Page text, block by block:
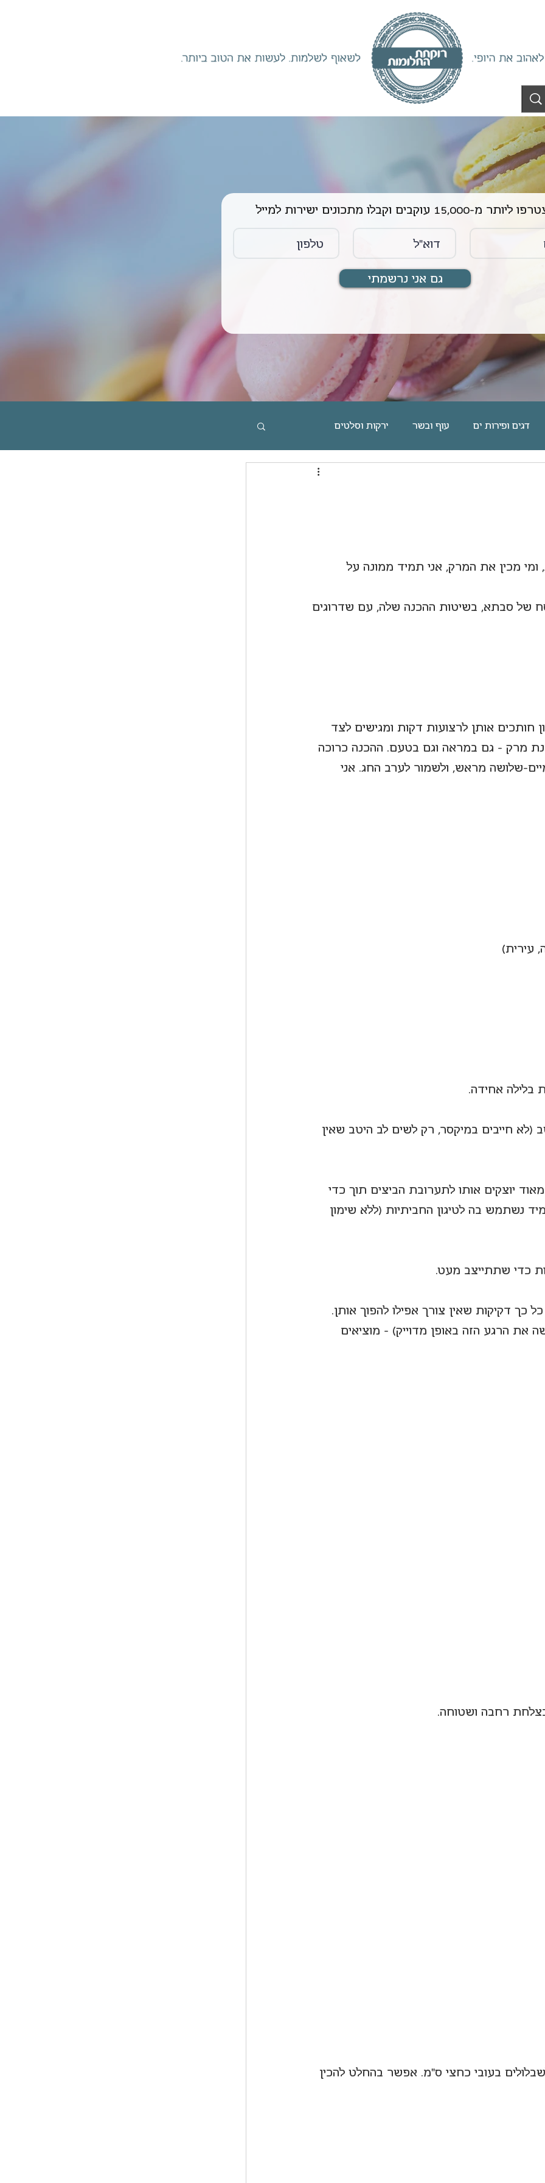
מ-15,000 עוקבים וקבלו מתכונים ישירות למייל
גם אני נרשמתי
דגים ופירות ים עוף ובשר ירקות וסלטים
מכין את המרק, אני תמיד ממונה על
של סבתא, בשיטות ההכנה שלה, עם שדרוגים
אותן לרצועות דקות ומגישים לצד
מרק – גם במראה וגם בטעם. ההכנה כרוכה
שלושה מראש, ולשמור לערב החג. אני
(לא חייבים במיקסר, רק לשים לב היטב שאין
יוצקים אותו לתערובת הביצים תוך כדי
נשתמש בה לטיגון החביתיות (ללא שימון
כך דקיקות שאין צורך אפילו להפוך אותן.
את הרגע הזה באופן מדוייק) – מוציאים
בצלחת רחבה ושטוחה.
לשבלולים בעובי כחצי ס”מ. אפשר בהחלט להכין